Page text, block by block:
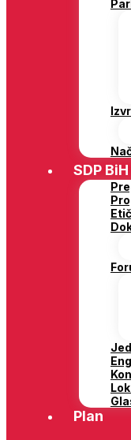
SDP BiH
Plan